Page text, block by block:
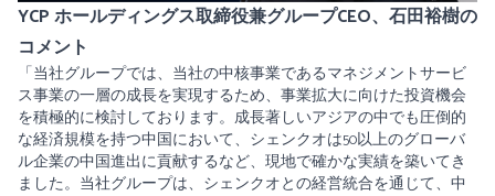
YCP ホールディングス取締役兼グループCEO、石田裕樹の
コメント
「当社グループでは、当社の中核事業であるマネジメントサービ
ス事業の一層の成長を実現するため、事業拡大に向けた投資機会
を積極的に検討しております。成長著しいアジアの中でも圧倒的
な経済規模を持つ中国において、シェンクオは50以上のグローバ
ル企業の中国進出に貢献するなど、現地で確かな実績を築いてき
ました。当社グループは、シェンクオとの経営統合を通じて、中